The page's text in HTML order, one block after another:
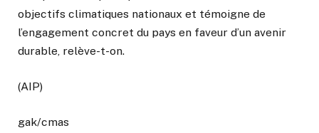
objectifs climatiques nationaux et témoigne de
l’engagement concret du pays en faveur d’un avenir
durable, relève-t-on.
(AIP)
gak/cmas